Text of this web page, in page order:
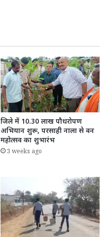
जिले में 10.30 लाख पौधरोपण
अभियान शुरू, परसाही नाला से वन
महोत्सव का शुभारंभ
3 weeks ago